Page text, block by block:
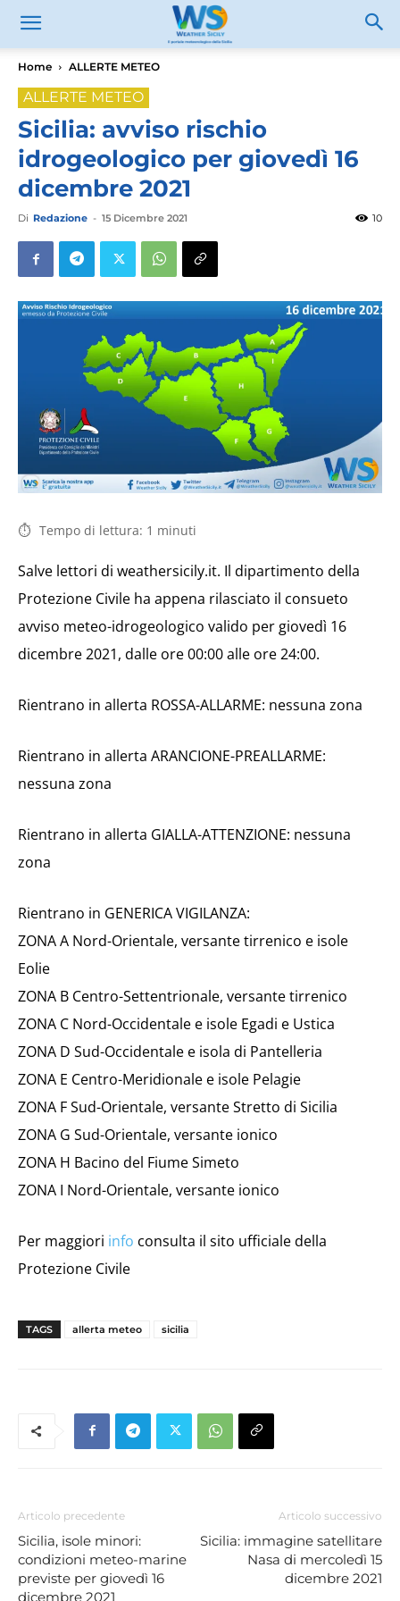
Home ALLERTE METEO
ALLERTE METEO
Sicilia: avviso rischio
idrogeologico per giovedì 16
dicembre 2021
Di Redazione - 15 Dicembre 2021 10
Tempo di lettura: 1 minuti
Salve lettori di weathersicily.it. Il dipartimento della
Protezione Civile ha appena rilasciato il consueto
avviso meteo-idrogeologico valido per giovedì 16
dicembre 2021, dalle ore 00:00 alle ore 24:00.
Rientrano in allerta ROSSA-ALLARME: nessuna zona
Rientrano in allerta ARANCIONE-PREALLARME:
nessuna zona
Rientrano in allerta GIALLA-ATTENZIONE: nessuna
zona
Rientrano in GENERICA VIGILANZA:
ZONA A Nord-Orientale, versante tirrenico e isole
Eolie
ZONA B Centro-Settentrionale, versante tirrenico
ZONA C Nord-Occidentale e isole Egadi e Ustica
ZONA D Sud-Occidentale e isola di Pantelleria
ZONA E Centro-Meridionale e isole Pelagie
ZONA F Sud-Orientale, versante Stretto di Sicilia
ZONA G Sud-Orientale, versante ionico
ZONA H Bacino del Fiume Simeto
ZONA I Nord-Orientale, versante ionico
Per maggiori info consulta il sito ufficiale della
Protezione Civile
TAGS allerta meteo sicilia
Articolo precedente
Sicilia, isole minori:
condizioni meteo-marine
previste per giovedì 16
dicembre 2021
Articolo successivo
Sicilia: immagine satellitare
Nasa di mercoledì 15
dicembre 2021